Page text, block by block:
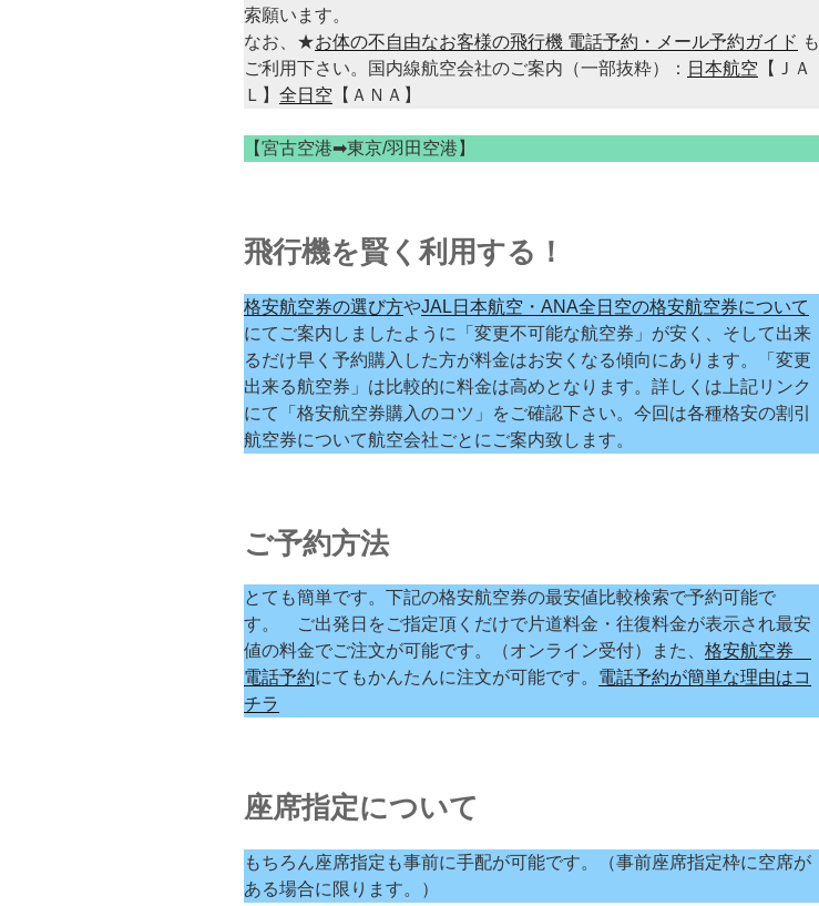
索願います。
なお、★お体の不自由なお客様の飛行機 電話予約・メール予約ガイド も
ご利用下さい。国内線航空会社のご案内（一部抜粋）： 日本航空 【ＪＡ
Ｌ】 全日空 【ＡＮＡ】
【宮古空港➡東京/羽田空港】
飛行機を賢く利用する！
格安航空券の選び方やJAL日本航空・ANA全日空の格安航空券について
にてご案内しましたように「変更不可能な航空券」が安く、そして出来
るだけ早く予約購入した方が料金はお安くなる傾向にあります。「変更
出来る航空券」は比較的に料金は高めとなります。詳しくは上記リンク
にて「格安航空券購入のコツ」をご確認下さい。今回は各種格安の割引
航空券について航空会社ごとにご案内致します。
ご予約方法
とても簡単です。下記の格安航空券の最安値比較検索で予約可能で
す。 ご出発日をご指定頂くだけで片道料金・往復料金が表示され最安
値の料金でご注文が可能です。（オンライン受付）また、 格安航空券
電話予約にてもかんたんに注文が可能です。 電話予約が簡単な理由はコ
チラ
座席指定について
もちろん座席指定も事前に手配が可能です。（事前座席指定枠に空席が
ある場合に限ります。）